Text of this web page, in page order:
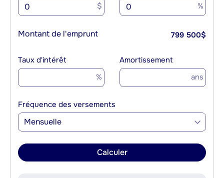
$ %
Montant de l'emprunt 799 500$
Taux d'intérêt
%
Amortissement
ans
Fréquence des versements
Mensuelle
Calculer